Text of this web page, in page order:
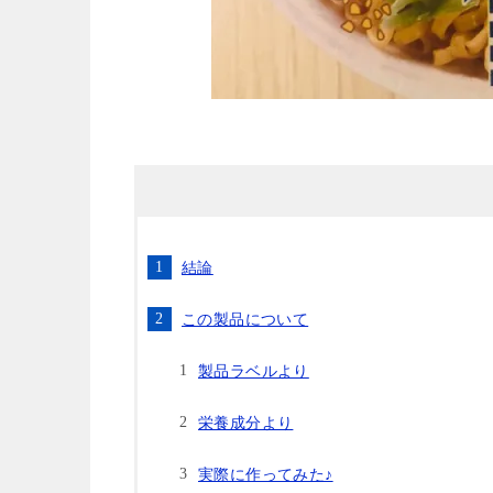
結論
この製品について
製品ラベルより
栄養成分より
実際に作ってみた♪